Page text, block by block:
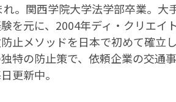
れ。関西学院大学法学部卒業。
を元に、2004年ディ・クリエ
止メソッドを日本で初めて確立
特の防止策で、依頼企業の交通
更新中。